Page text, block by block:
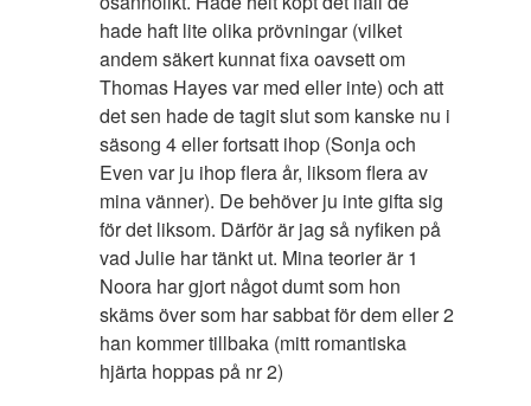
hade haft lite olika prövningar (vilket
andem säkert kunnat fixa oavsett om
Thomas Hayes var med eller inte) och att
det sen hade de tagit slut som kanske nu i
säsong 4 eller fortsatt ihop (Sonja och
Even var ju ihop flera år, liksom flera av
mina vänner). De behöver ju inte gifta sig
för det liksom. Därför är jag så nyfiken på
vad Julie har tänkt ut. Mina teorier är 1
Noora har gjort något dumt som hon
skäms över som har sabbat för dem eller 2
han kommer tillbaka (mitt romantiska
hjärta hoppas på nr 2)